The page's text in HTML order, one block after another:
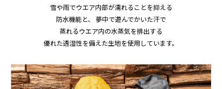
雪や雨でウエア内部が濡れることを抑える
防水機能と、
夢中で遊んでかいた汗で
蒸れるウエア内の水蒸気を排出する
優れた透湿性を備えた生地を使用しています。